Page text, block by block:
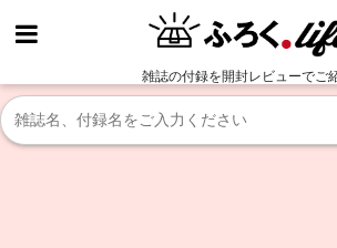
雑誌の付録を開封レビューでご